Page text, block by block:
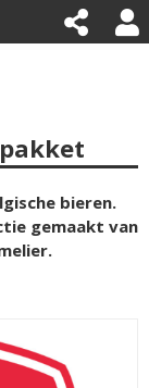
bieren.
gemaakt van